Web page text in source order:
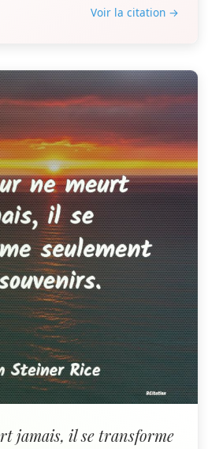
Voir la citation →
jamais, il se transforme